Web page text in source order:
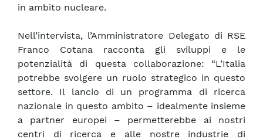
in ambito nucleare.
Nell’intervista, l’Amministratore Delegato di RSE
Franco Cotana racconta gli sviluppi e le
potenzialità di questa collaborazione: “L’Italia
potrebbe svolgere un ruolo strategico in questo
settore. Il lancio di un programma di ricerca
nazionale in questo ambito – idealmente insieme
a partner europei – permetterebbe ai nostri
centri di ricerca e alle nostre industrie di